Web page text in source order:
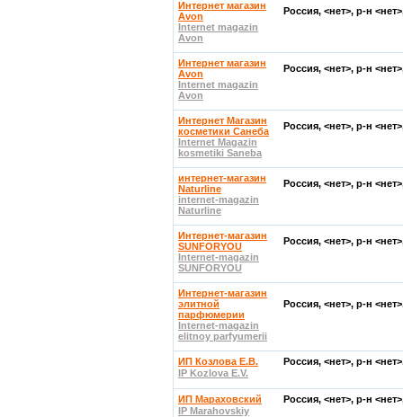
Интернет магазин
Avon
Россия, <нет>, р-н
Internet magazin
Avon
Интернет магазин
Avon
Россия, <нет>, р-н
Internet magazin
Avon
Интернет Магазин
косметики Санеба
Россия, <нет>, р-н
Internet Magazin
kosmetiki Saneba
интернет-магазин
Naturline
Россия, <нет>, р-н
internet-magazin
Naturline
Интернет-магазин
SUNFORYOU
Россия, <нет>, р-н
Internet-magazin
SUNFORYOU
Интернет-магазин
элитной
парфюмерии
Россия, <нет>, р-н
Internet-magazin
elitnoy parfyumerii
ИП Козлова Е.В.
Россия, <нет>, р-н
IP Kozlova E.V.
ИП Мараховский
Россия, <нет>, р-н
IP Marahovskiy